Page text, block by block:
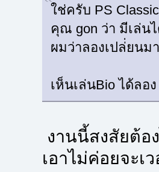
ใช่ครับ PS
คุณ gon ว่า มีเล่น
ผมว่าลองเปล่่ยนม
เห็นเล่นBio ได้ลอ
งานนี้สงสัยต้อ
เอาไม่ค่อยจะเ